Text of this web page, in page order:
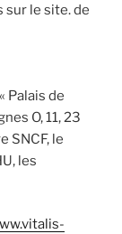
sur le site. de
Palais de
O, 11, 23
SNCF, le
les